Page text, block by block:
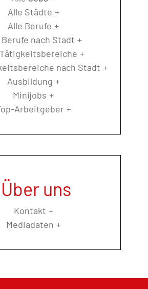
Alle Städte
Alle Berufe
Berufe nach Stadt
nach Stadt
Ausbildung
Minijobs
Arbeitgeber
Über uns
Kontakt
Mediadaten